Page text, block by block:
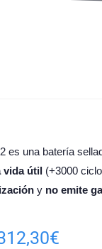
es una batería
vida útil (+3000
y no emite
€